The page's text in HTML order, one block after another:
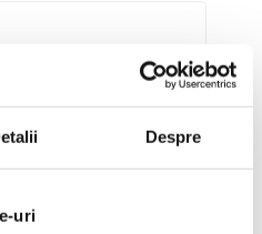
Despre
uri